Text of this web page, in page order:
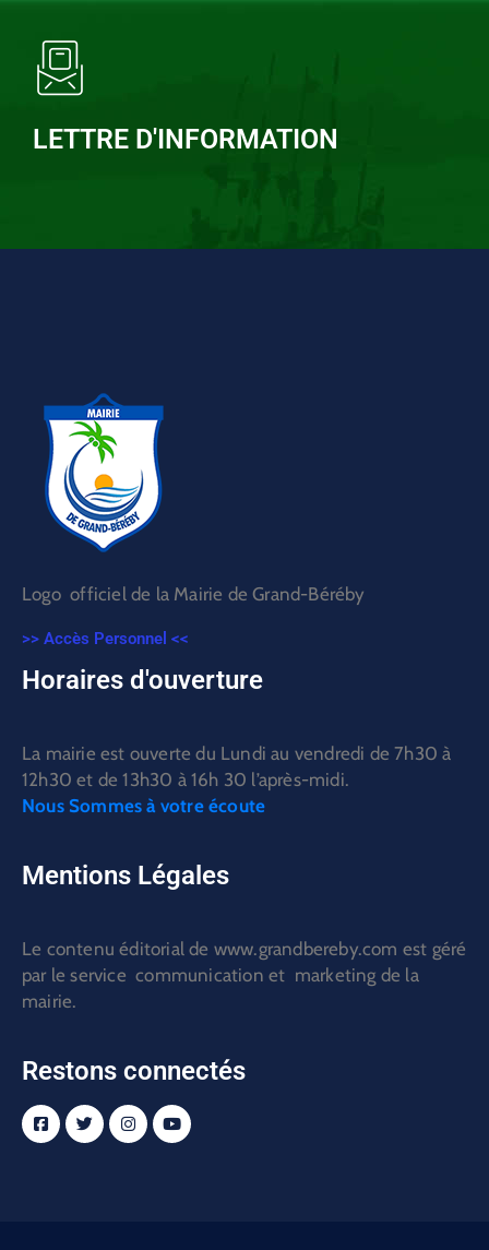
LETTRE D'INFORMATION
Logo officiel de la Mairie de Grand-Béréby
>> Accès Personnel <<
Horaires d'ouverture
La mairie est ouverte du Lundi au vendredi de 7h30 à
12h30 et de 13h30 à 16h 30 l’après-midi.
Nous Sommes à votre écoute
Mentions Légales
Le contenu éditorial de www.grandbereby.com est géré
par le service communication et marketing de la
mairie.
Restons connectés